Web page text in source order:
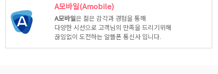
A모바일(Amobile)
A모바일은 젊은 감각과 경험을 통해
다양한 시선으로 고객님의 만족을 드리기위해
끊임없이 도전하는 알뜰폰 통신사 입니다.